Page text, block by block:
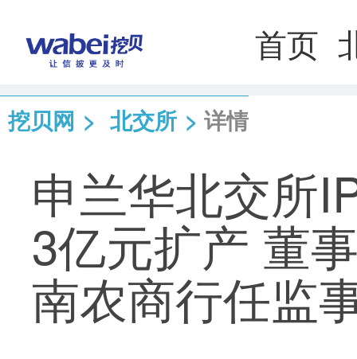
首页
挖贝网 > 北交所 > 详情
申兰华北交所
3亿元扩产 董
南农商行任监